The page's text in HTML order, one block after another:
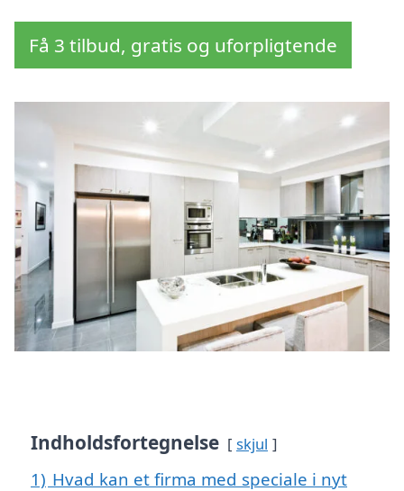
Få 3 tilbud, gratis og uforpligtende
Indholdsfortegnelse skjul
1) Hvad kan et firma med speciale i nyt